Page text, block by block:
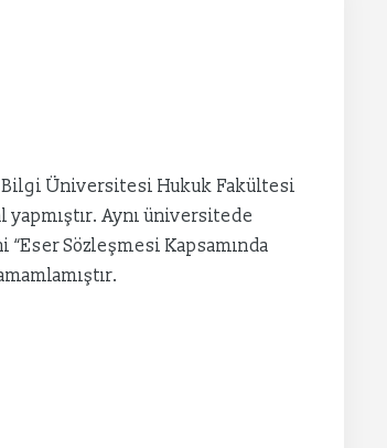
Üniversitesi Hukuk Fakültesi
Aynı üniversitede
Sözleşmesi Kapsamında